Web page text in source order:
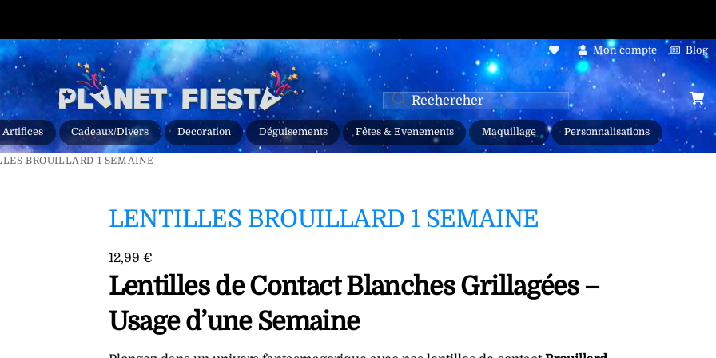
Mon compte Blog
Artifices Cadeaux/Divers Decoration Déguisements Fêtes & Evenements Maquillage Personnalisations
BROUILLARD 1 SEMAINE
LENTILLES BROUILLARD 1 SEMAINE
12,99 €
Lentilles de Contact Blanches Grillagées –
Usage d’une Semaine